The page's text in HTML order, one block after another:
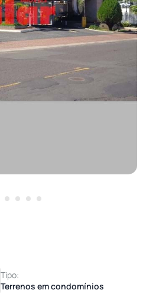
Tipo:
Terrenos em condomínios